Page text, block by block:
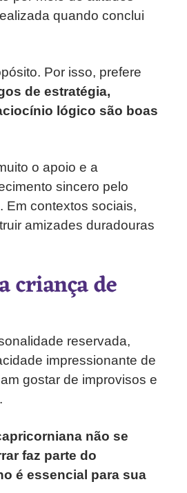
quando conclui
Por isso, prefere
de estratégia,
lógico são boas
o apoio e a
sincero pelo
Em contextos sociais,
amizades duradouras
criança de
reservada,
impressionante de
gostar de improvisos e
não se
faz parte do
é essencial para sua